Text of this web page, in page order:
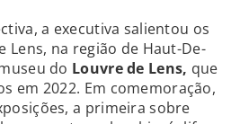
a executiva salientou os
Lens, na região de Haut-De-
do Louvre de Lens, que
em 2022. Em comemoração,
a primeira sobre